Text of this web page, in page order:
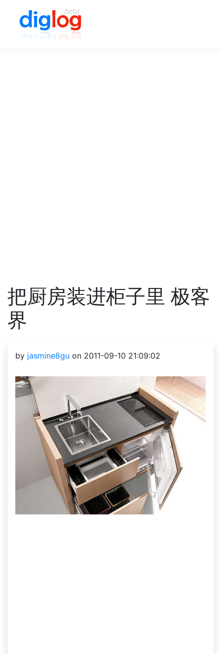
把厨房装进柜子里 极客
界
by jasmine8gu on 2011-09-10 21:09:02